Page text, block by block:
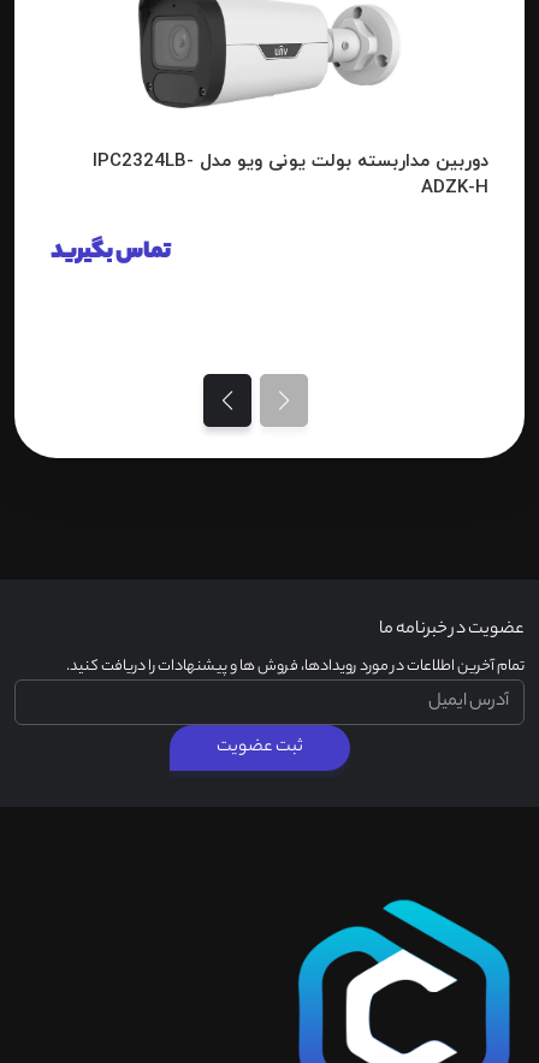
دوربین مداربسته بولت یونی ویو مدل IPC2324LB-
ADZK-H
تماس بگیرید
عضویت در خبرنامه ما
تمام آخرین اطلاعات در مورد رویدادها، فروش ها و پیشنهادات را دریافت کنید.
ثبت عضویت